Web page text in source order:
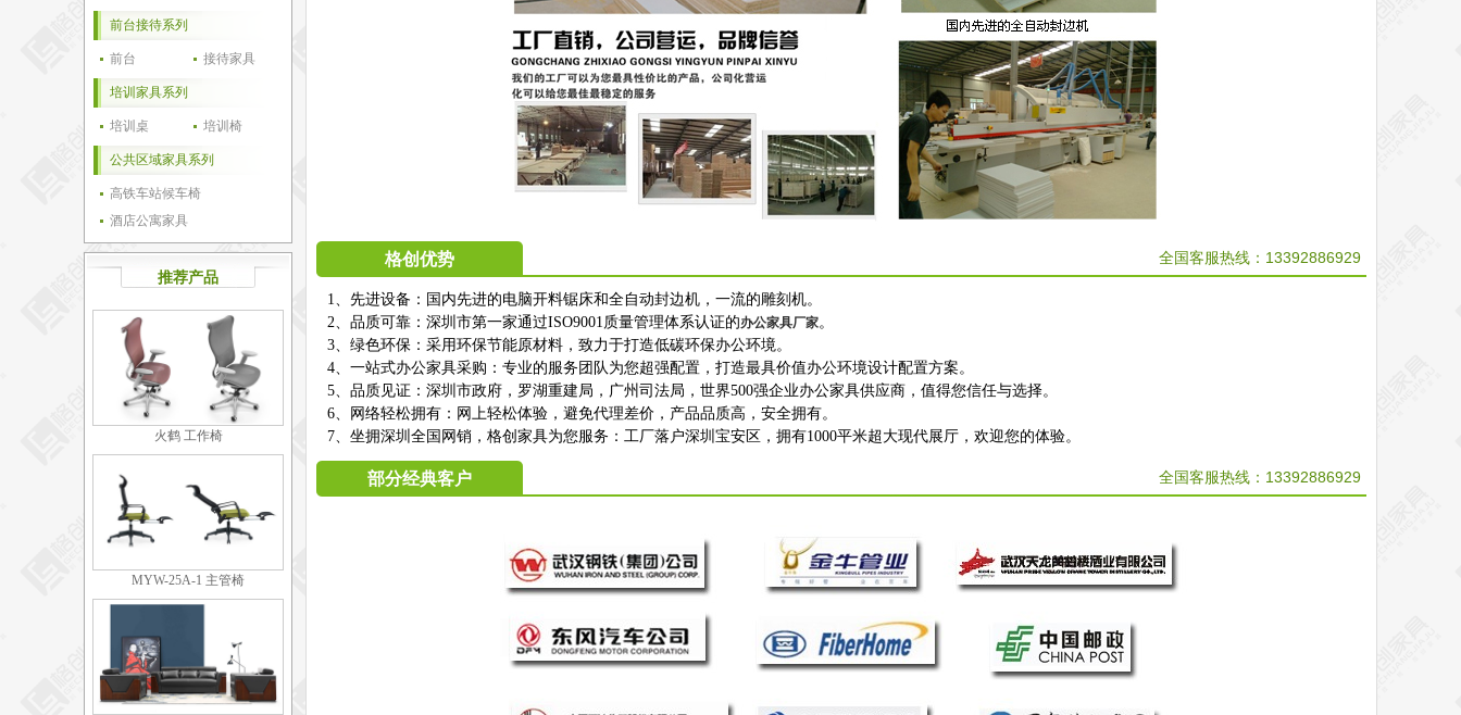
前台接待系列
前台 接待家具
培训家具系列
培训桌 培训椅
公共区域家具系列
高铁车站候车椅
酒店公寓家具
推荐产品
火鹤 工作椅
MYW-25A-1 主管椅
格创优势 全国客服热线：13392886929
1、先进设备：国内先进的电脑开料锯床和全自动封边机，一流的雕刻机。
2、品质可靠：深圳市第一家通过ISO9001质量管理体系认证的办公家具厂家。
3、绿色环保：采用环保节能原材料，致力于打造低碳环保办公环境。
4、一站式办公家具采购：专业的服务团队为您超强配置，打造最具价值办公环境设计配置方案。
5、品质见证：深圳市政府，罗湖重建局，广州司法局，世界500强企业办公家具供应商，值得您信任与选择。
6、网络轻松拥有：网上轻松体验，避免代理差价，产品品质高，安全拥有。
7、坐拥深圳全国网销，格创家具为您服务：工厂落户深圳宝安区，拥有1000平米超大现代展厅，欢迎您的体验。
部分经典客户 全国客服热线： 13392886929